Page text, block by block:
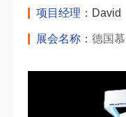
项目经理： David
展会名称： 德国